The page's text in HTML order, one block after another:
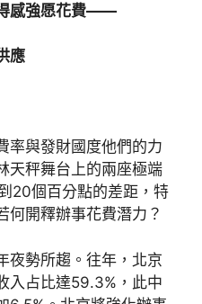
感強愿花費——
應
率與發財國度他們的力
天秤舞台上的兩座極端
20個百分點的差距，特
何開釋辦事花費潛力？
夜勢所趨。往年，北京
入占比達59.3%，此中